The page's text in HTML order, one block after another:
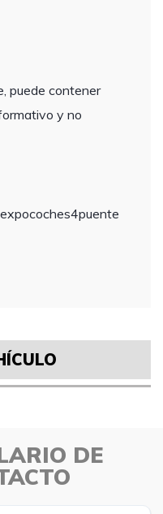
puede contener
y no
DE